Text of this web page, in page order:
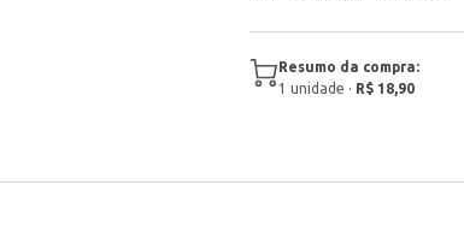
Resumo da compra:
1 unidade · R$ 18,90